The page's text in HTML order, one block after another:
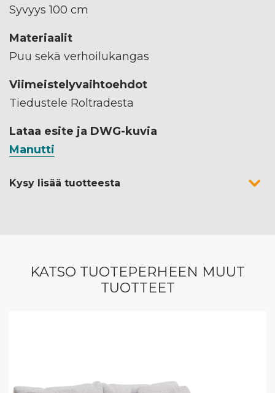
Syvyys 100 cm
Materiaalit
Puu sekä verhoilukangas
Viimeistelyvaihtoehdot
Tiedustele Roltradesta
Lataa esite ja DWG-kuvia
Manutti
Kysy lisää tuotteesta
KATSO TUOTEPERHEEN MUUT
TUOTTEET